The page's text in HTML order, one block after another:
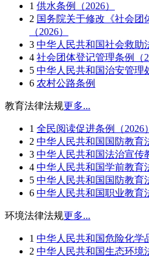
1 供水条例（2026）
2 国务院关于修改《社会团
（2026）
3 中华人民共和国社会救助
4 社会团体登记管理条例（
5 中华人民共和国治安管理
6 农村公路条例
教育法律法规更多...
1 全民阅读促进条例（2026）
2 中华人民共和国国防教育
3 中华人民共和国法治宣传
4 中华人民共和国学前教育
5 中华人民共和国国防教育
6 中华人民共和国职业教育
环境法律法规更多...
1 中华人民共和国危险化学
2 中华人民共和国生态环境